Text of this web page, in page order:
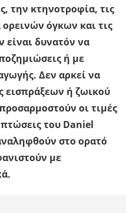
την κτηνοτροφία, τις
όγκων και τις
είναι δυνατόν να
ή με
Δεν αρκεί να
εισπράξεων ή ζωικού
οι τιμές
του Daniel
στο ορατό
με